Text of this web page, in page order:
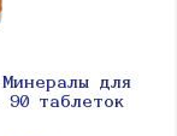
для
таблеток